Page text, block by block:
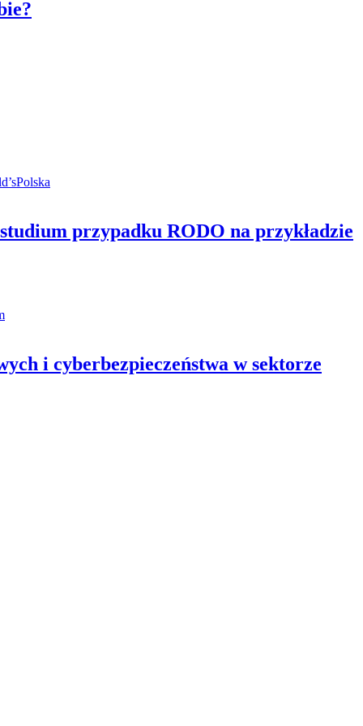
przypadku RODO na przykładzie
i cyberbezpieczeństwa w sektorze